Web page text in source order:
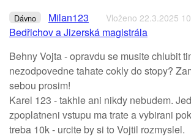
Dávno Milan123 Vloženo 22.3.2025
Bedřichov a Jizerská magistrála
Behny Vojta - opravdu se musite chlubit
nezodpovedne tahate cokly do stopy?
sebou prosim!
Karel 123 - takhle ani nikdy nebudem.
zpoplatneni vstupu ma trate a vybirani
treba 10k - urcite by si to Vojtil rozmyslel.